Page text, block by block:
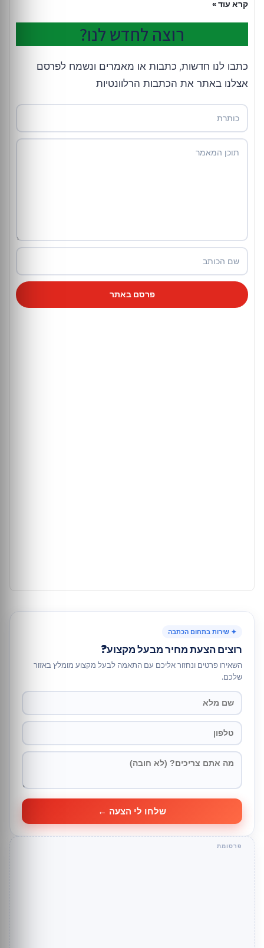
קרא עוד »
רוצה לחדש לנו?
כתבו לנו חדשות, כתבות או מאמרים ונשמח לפרסם
אצלנו באתר את הכתבות הרלוונטיות
פרסם באתר
✦ שירות בתחום הכתבה
רוצים הצעת מחיר מבעל מקצוע?
השאירו פרטים ונחזור אליכם עם התאמה לבעל מקצוע מומלץ באזור
שלכם.
שלחו לי הצעה ←